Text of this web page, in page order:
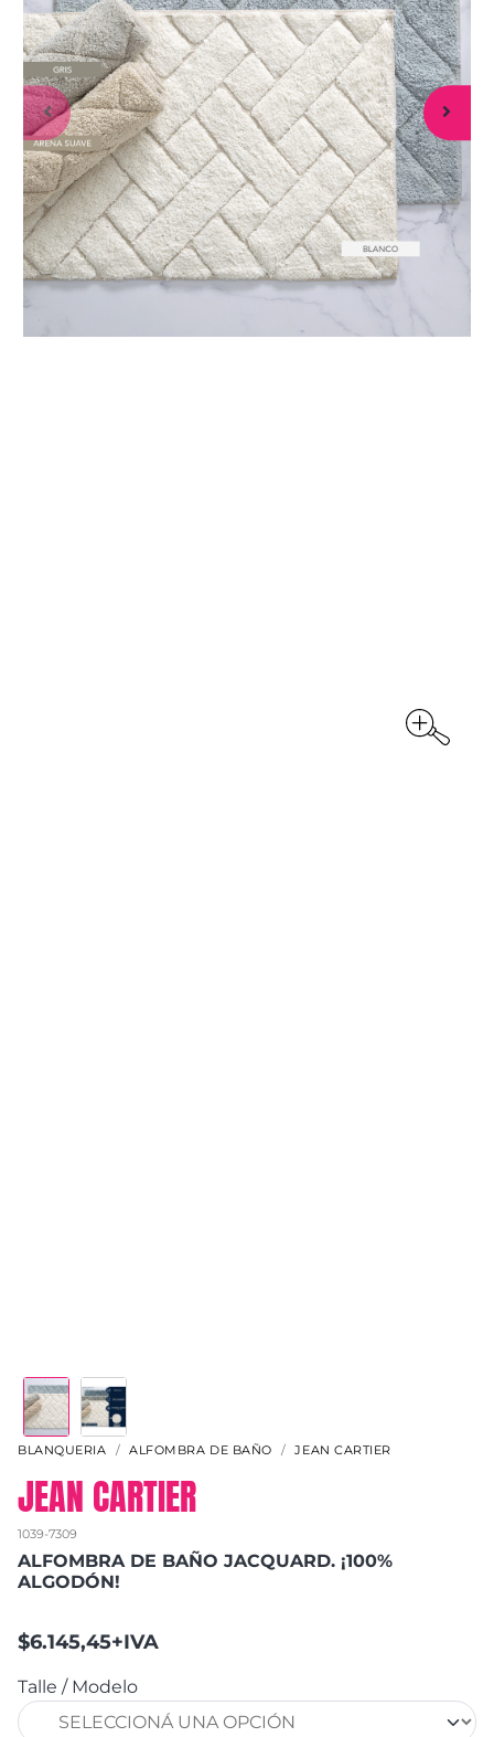
BLANQUERIA ALFOMBRA DE BAÑO JEAN CARTIER
JEAN CARTIER
1039-7309
ALFOMBRA DE BAÑO JACQUARD. ¡100%
ALGODÓN!
$6.145,45+IVA
Talle / Modelo